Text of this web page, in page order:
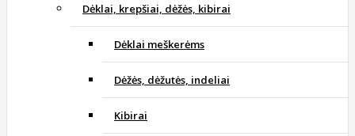
Dėklai, krepšiai, dėžės, kibirai
Dėklai meškerėms
Dėžės, dėžutės, indeliai
Kibirai